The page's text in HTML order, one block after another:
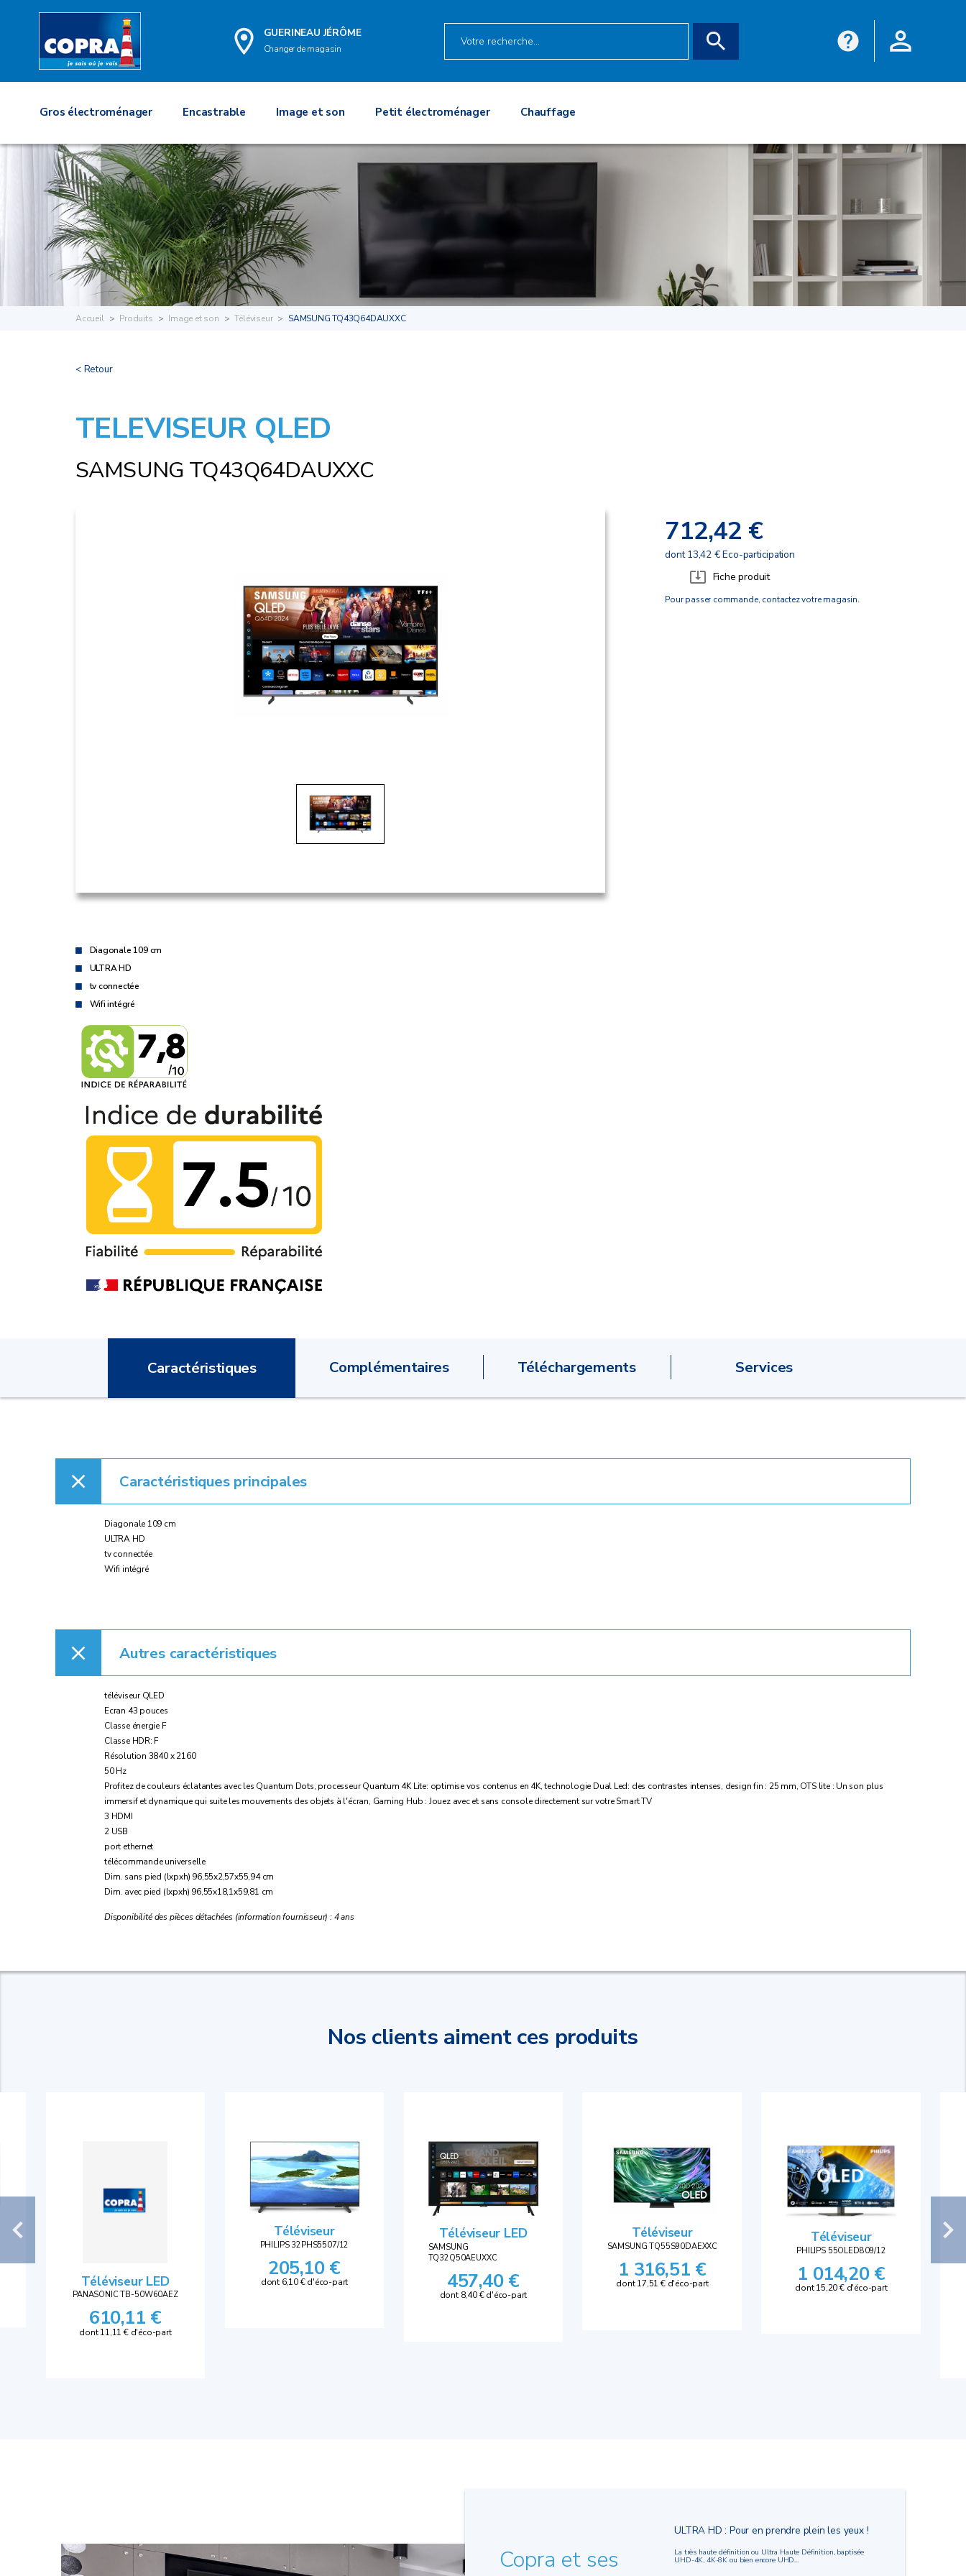
GUERINEAU JÉRÔME
Changer de magasin
Gros électroménager Encastrable Image et son Petit électroménager Chauffage
Accueil Produits Image et son Téléviseur SAMSUNG TQ43Q64DAUXXC
< Retour
TELEVISEUR QLED
SAMSUNG TQ43Q64DAUXXC
712,42 €
dont 13,42 € Eco-participation
Fiche produit
Pour passer commande, contactez votre magasin.
Diagonale 109 cm
ULTRA HD
tv connectée
Wifi intégré
Caractéristiques Complémentaires Téléchargements Services
Caractéristiques principales
Diagonale 109 cm
ULTRA HD
tv connectée
Wifi intégré
Autres caractéristiques
téléviseur QLED
Ecran 43 pouces
Classe énergie F
Classe HDR: F
Résolution 3840 x 2160
50 Hz
Profitez de couleurs éclatantes avec les Quantum Dots, processeur Quantum 4K Lite: optimise vos contenus en 4K, technologie Dual Led: des contrastes intenses, design fin : 25 mm, OTS lite : Un son plus
immersif et dynamique qui suite les mouvements des objets à l'écran, Gaming Hub : Jouez avec et sans console directement sur votre Smart TV
3 HDMI
2 USB
port ethernet
télécommande universelle
Dim. sans pied (lxpxh) 96,55x2,57x55,94 cm
Dim. avec pied (lxpxh) 96,55x18,1x59,81 cm
Disponibilité des pièces détachées (information fournisseur) : 4 ans
Nos clients aiment ces produits
Téléviseur LED
PANASONIC TB-50W60AEZ
610,11 €
dont 11,11 € d'éco-part
Téléviseur
PHILIPS 32PHS5507/12
205,10 €
dont 6,10 € d'éco-part
Téléviseur LED
SAMSUNG
TQ32Q50AEUXXC
457,40 €
dont 8,40 € d'éco-part
Téléviseur
SAMSUNG TQ55S90DAEXXC
1 316,51 €
dont 17,51 € d'éco-part
Téléviseur
PHILIPS 55OLED809/12
1 014,20 €
dont 15,20 € d'éco-part
Copra et ses
ULTRA HD : Pour en prendre plein les yeux !
La très haute définition ou Ultra Haute Définition, baptisée
UHD-4K, 4K-8K ou bien encore UHD...